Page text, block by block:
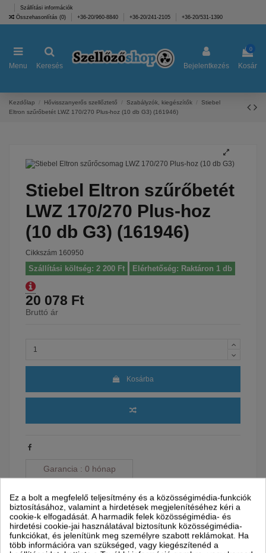
Szállítási információk
Összehasonlítás (0) +36-20/960-8840 +36-20/241-2105 +36-20/531-1390
Menu Keresés Bejelentkezés
0
Kosár
Kezdőlap Hővisszanyerős szellőztető Szabályzók, kiegészítők
Stiebel
Eltron szűrőbetét LWZ 170/270 Plus-hoz (10 db G3) (161946)
Stiebel Eltron szűrőbetét
LWZ 170/270 Plus-hoz
(10 db G3) (161946)
Cikkszám 160950
Szállítási költség: 2 200 Ft Elérhetőség: Raktáron 1 db
20 078 Ft
Bruttó ár
Kosárba
Garancia 0 hónap
Partnereink Szállítási idő
Ha most megrendeled, a
termék várhatóan ekkor
érkezik hozzád:
Ez a bolt a megfelelő teljesítmény és a közösségimédia-funkciók
biztosításához, valamint a hirdetések megjelenítéséhez kéri a
cookie-k elfogadását. A harmadik felek közösségimédia- és
hirdetési cookie-jai használatával biztosítunk közösségimédia-
funkciókat, és jelenítünk meg személyre szabott reklámokat. Ha
több információra van szükséged, vagy kiegészítenéd a